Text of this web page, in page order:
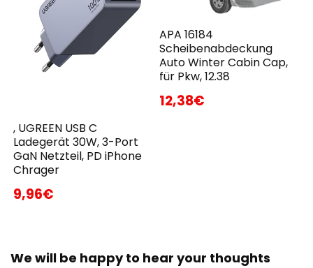
, UGREEN USB C
Ladegerät 30W, 3-Port
GaN Netzteil, PD iPhone
Chrager
9,96€
APA 16184
Scheibenabdeckung
Auto Winter Cabin Cap,
für Pkw, 12.38
12,38€
We will be happy to hear your thoughts